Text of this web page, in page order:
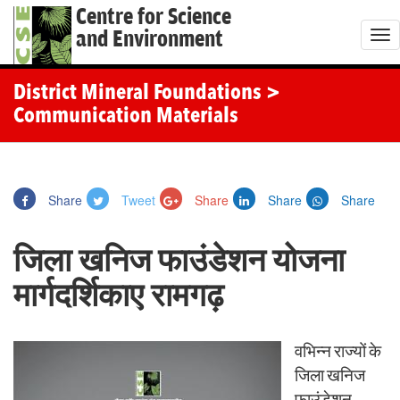
Centre for Science
and Environment
T
o
i
District Mineral Foundations >
Communication Materials
Share Tweet Share Share Share
जिला खनिज फाउंडेशन योजना
मार्गदर्शिकाए रामगढ़
वभिन्न राज्यों के
जिला खनिज